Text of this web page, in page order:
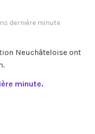
dernière minute
Neuchâteloise ont
minute.